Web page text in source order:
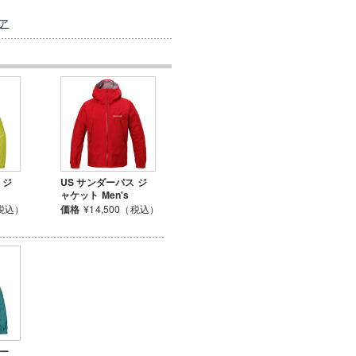
）
US サンダーパス ジ
ャケット Men's
価格 ¥14,500（税込）